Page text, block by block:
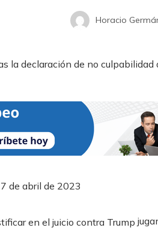
Horacio
de abril de 2023